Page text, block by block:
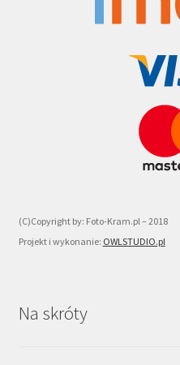
(C)Copyright by: Foto-Kram.pl – 2018
Projekt i wykonanie: OWLSTUDIO.pl
Na skróty